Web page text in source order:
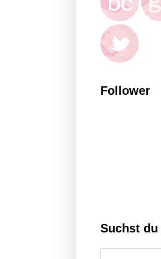
Follower
Suchst du